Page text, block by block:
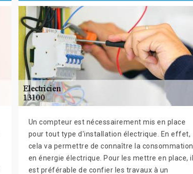
Un compteur est nécessairement mis en place
pour tout type d'installation électrique. En effet,
cela va permettre de connaître la consommation
en énergie électrique. Pour les mettre en place, il
est préférable de confier les travaux à un